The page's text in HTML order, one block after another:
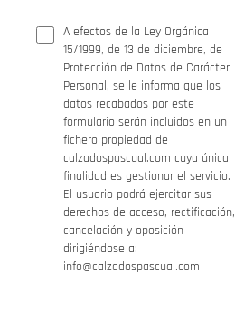
A efectos de la Ley Orgánica
15/1999, de 13 de diciembre, de
Protección de Datos de Carácter
Personal, se le informa que los
datos recabados por este
formulario serán incluidos en un
fichero propiedad de
calzadospascual.com cuya única
finalidad es gestionar el servicio.
El usuario podrá ejercitar sus
derechos de acceso, rectificación,
cancelación y oposición
dirigiéndose a:
info@calzadospascual.com